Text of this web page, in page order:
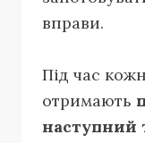
вправи.
Під час
отримають
наступний